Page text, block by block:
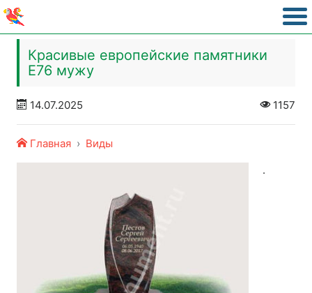
Красивые европейские памятники
Е76 мужу
14.07.2025 1157
Главная
Виды
.